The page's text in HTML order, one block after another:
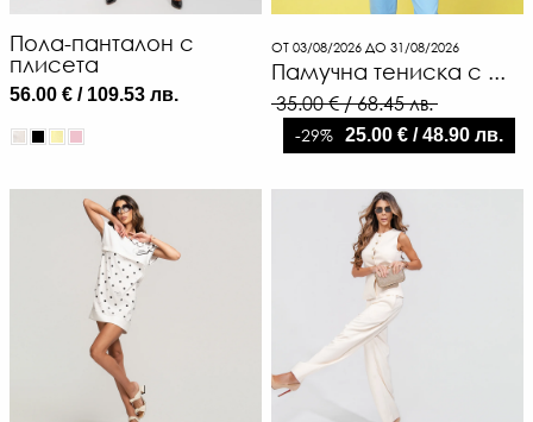
Пола-панталон с
плисета
56.00 € / 109.53 лв.
ОТ 03/08/2026 ДО 31/08/2026
Памучна тениска с ...
35.00 € / 68.45 лв.
-29% 25.00 € / 48.90 лв.